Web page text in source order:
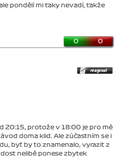
pondělí mi taky nevadí, takže
0 0
20:15, protože v 18:00 je pro mě
doma klid. Ale zúčastním se i
byť by to znamenalo, vyrazit z
nelibě ponese zbytek